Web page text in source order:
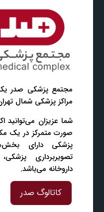
مجتمع پزشکی صدر
مراکز پزشکی شمال
شما عزیزان می‌توانید
صورت متمرکز در یک
پزشکی دارای
تصویربرداری
داروخانه می‌باشد.
کاتالوگ صدر